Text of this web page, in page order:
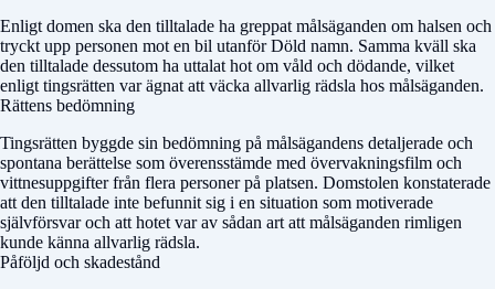
Enligt domen ska den tilltalade ha greppat målsäganden om halsen och
tryckt upp personen mot en bil utanförDöld namn. Samma kväll ska
den tilltalade dessutom ha uttalat hot om våld och dödande, vilket
enligt tingsrätten var ägnat att väcka allvarlig rädsla hos målsäganden.
Rättens bedömning
Tingsrätten byggde sin bedömning på målsägandens detaljerade och
spontana berättelse som överensstämde med övervakningsfilm och
vittnesuppgifter från flera personer på platsen. Domstolen konstaterade
att den tilltalade inte befunnit sig i en situation som motiverade
självförsvar och att hotet var av sådan art att målsäganden rimligen
kunde känna allvarlig rädsla.
Påföljd och skadestånd